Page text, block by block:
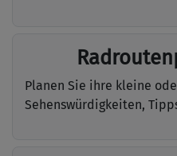
Planen Sie ihre kleine
Sehenswürdigkeiten,